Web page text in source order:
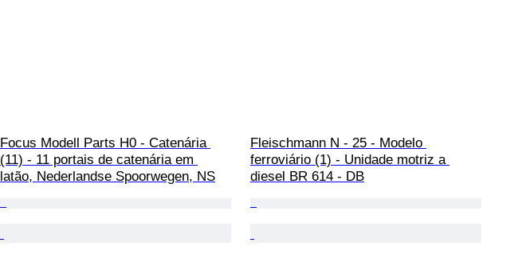
Focus Modell Parts H0 - Catenária
(11) - 11 portais de catenária em
latão, Nederlandse Spoorwegen, NS
Fleischmann N - 25 - Modelo
ferroviário (1) - Unidade motriz a
diesel BR 614 - DB